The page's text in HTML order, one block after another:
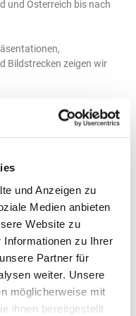
und Anzeigen zu
Medien anbieten
Website zu
Informationen zu Ihrer
Partner für
weiter. Unsere
möglicherweise mit
ihnen bereitgestellt
und Österreich bis nach
Bildstrecken zeigen wir